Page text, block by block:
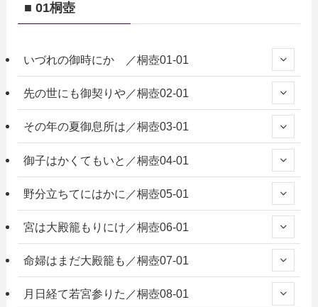
■ 01桐壺
いづれの御時にか ／桐壺01-01
先の世にも御契りや／桐壺02-01
その年の夏御息所は／桐壺03-01
御子はかくてもいと／桐壺04-01
野分立ちてにはかに／桐壺05-01
宮は大殿籠もりにけ／桐壺06-01
命婦はまだ大殿籠も／桐壺07-01
月日経て若宮参りた／桐壺08-01